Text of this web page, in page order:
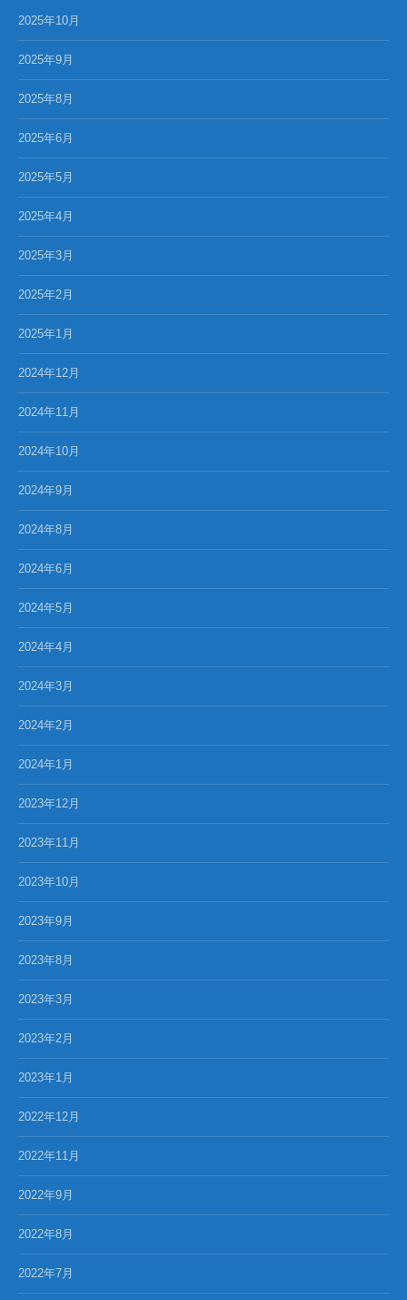
2025年10月
2025年9月
2025年8月
2025年6月
2025年5月
2025年4月
2025年3月
2025年2月
2025年1月
2024年12月
2024年11月
2024年10月
2024年9月
2024年8月
2024年6月
2024年5月
2024年4月
2024年3月
2024年2月
2024年1月
2023年12月
2023年11月
2023年10月
2023年9月
2023年8月
2023年3月
2023年2月
2023年1月
2022年12月
2022年11月
2022年9月
2022年8月
2022年7月